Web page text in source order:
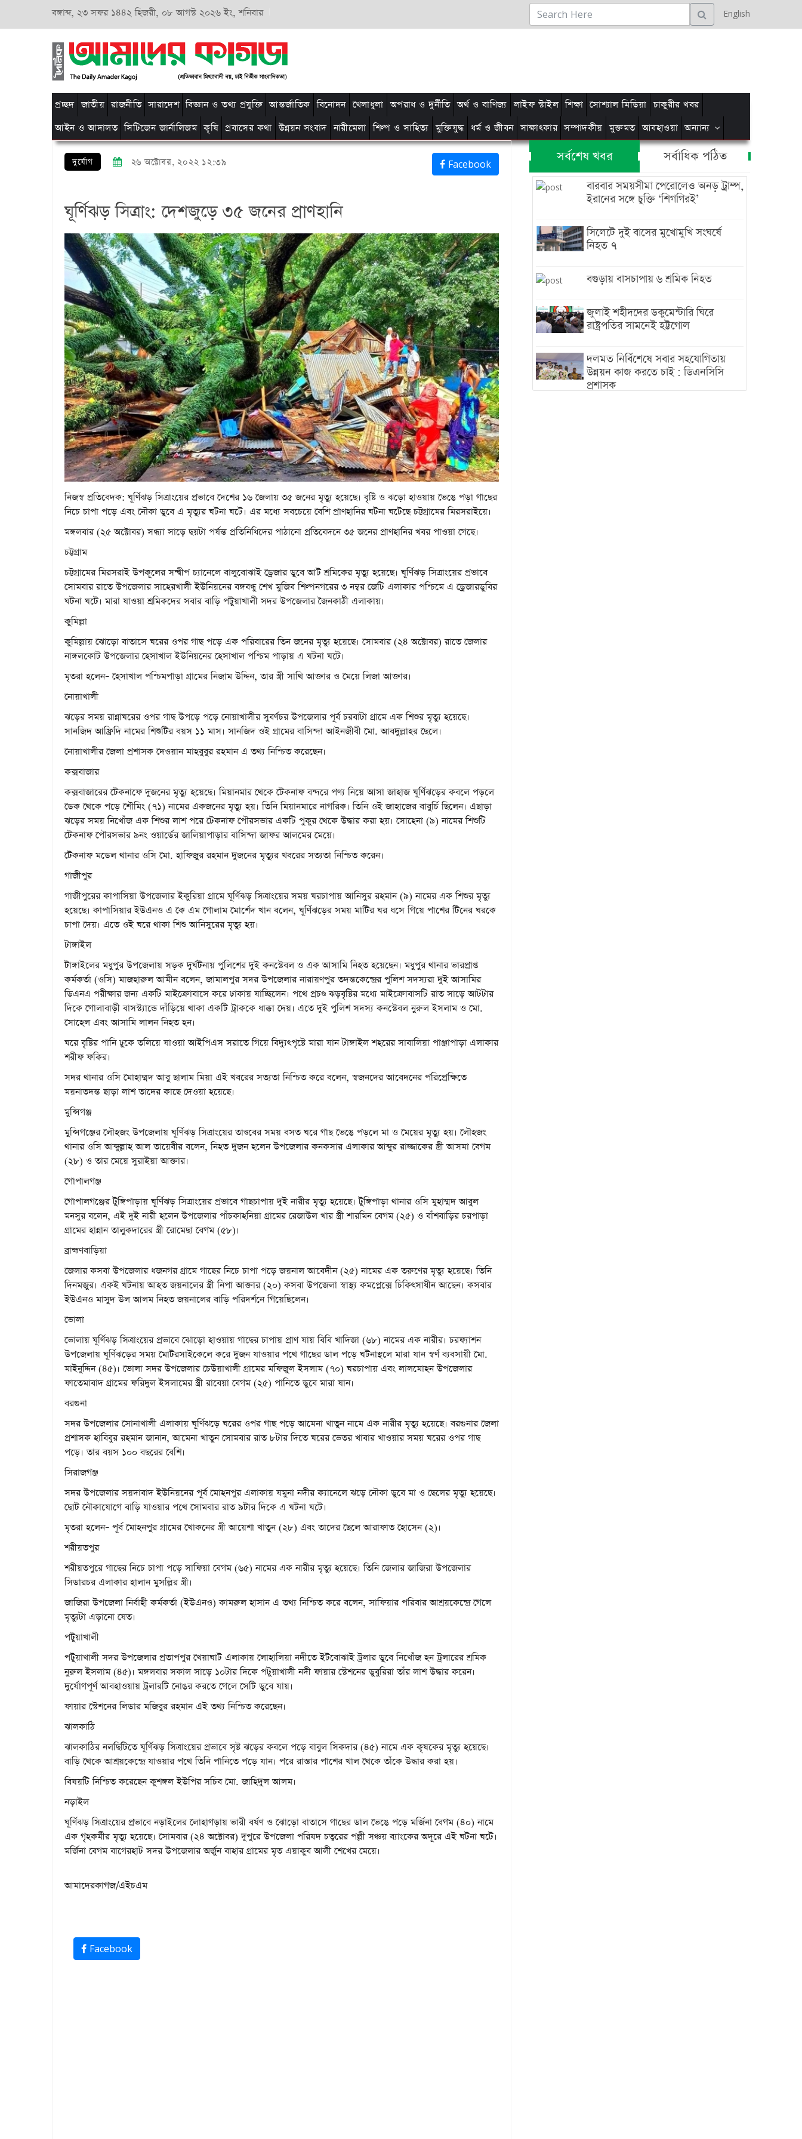
বঙ্গাব্দ, ২৩ সফর ১৪৪২ হিজরী, ০৮ আগস্ট ২০২৬ ইং, শনিবার English
প্রচ্ছদ জাতীয় রাজনীতি সারাদেশ বিজ্ঞান ও তথ্য প্রযুক্তি আন্তর্জাতিক বিনোদন খেলাধুলা অপরাধ ও দুর্নীতি অর্থ ও বাণিজ্য লাইফ স্টাইল শিক্ষা সোশ্যাল মিডিয়া চাকুরীর খবর
আইন ও আদালত সিটিজেন জার্নালিজম কৃষি প্রবাসের কথা উন্নয়ন সংবাদ নারীমেলা শিল্প ও সাহিত্য মুক্তিযুদ্ধ ধর্ম ও জীবন সাক্ষাৎকার সম্পাদকীয় মুক্তমত আবহাওয়া অন্যান্য
দুর্যোগ ২৬ অক্টোবর, ২০২২ ১২:৩৯ Facebook
ঘূর্ণিঝড় সিত্রাং: দেশজুড়ে ৩৫ জনের প্রাণহানি
নিজস্ব প্রতিবেদক:ঘূর্ণিঝড় সিত্রাংয়ের প্রভাবে দেশের ১৬ জেলায় ৩৫ জনের মৃত্যু হয়েছে। বৃষ্টি ও ঝড়ো হাওয়ায় ভেঙে পড়া গাছের
নিচে চাপা পড়ে এবং নৌকা ডুবে এ মৃত্যুর ঘটনা ঘটে। এর মধ্যে সবচেয়ে বেশি প্রাণহানির ঘটনা ঘটেছে চট্টগ্রামের মিরসরাইয়ে।
মঙ্গলবার (২৫ অক্টোবর) সন্ধ্যা সাড়ে ছয়টা পর্যন্ত প্রতিনিধিদের পাঠানো প্রতিবেদনে ৩৫ জনের প্রাণহানির খবর পাওয়া গেছে।
চট্টগ্রাম
চট্টগ্রামের মিরসরাই উপকূলের সন্দ্বীপ চ্যানেলে বালুবোঝাই ড্রেজার ডুবে আট শ্রমিকের মৃত্যু হয়েছে। ঘূর্ণিঝড় সিত্রাংয়ের প্রভাবে
সোমবার রাতে উপজেলার সাহেরখালী ইউনিয়নের বঙ্গবন্ধু শেখ মুজিব শিল্পনগরের ৩ নম্বর জেটি এলাকার পশ্চিমে এ ড্রেজারডুবির
ঘটনা ঘটে। মারা যাওয়া শ্রমিকদের সবার বাড়ি পটুয়াখালী সদর উপজেলার জৈনকাঠী এলাকায়।
কুমিল্লা
কুমিল্লায় ঝোড়ো বাতাসে ঘরের ওপর গাছ পড়ে এক পরিবারের তিন জনের মৃত্যু হয়েছে। সোমবার (২৪ অক্টোবর) রাতে জেলার
নাঙ্গলকোট উপজেলার হেসাখাল ইউনিয়নের হেসাখাল পশ্চিম পাড়ায় এ ঘটনা ঘটে।
মৃতরা হলেন– হেসাখাল পশ্চিমপাড়া গ্রামের নিজাম উদ্দিন, তার স্ত্রী সাথি আক্তার ও মেয়ে লিজা আক্তার।
নোয়াখালী
ঝড়ের সময় রান্নাঘরের ওপর গাছ উপড়ে পড়ে নোয়াখালীর সুবর্ণচর উপজেলার পূর্ব চরবাটা গ্রামে এক শিশুর মৃত্যু হয়েছে।
সানজিদ আফ্রিদি নামের শিশুটির বয়স ১১ মাস। সানজিদ ওই গ্রামের বাসিন্দা আইনজীবী মো. আবদুল্লাহর ছেলে।
নোয়াখালীর জেলা প্রশাসক দেওয়ান মাহবুবুর রহমান এ তথ্য নিশ্চিত করেছেন।
কক্সবাজার
কক্সবাজারের টেকনাফে দুজনের মৃত্যু হয়েছে। মিয়ানমার থেকে টেকনাফ বন্দরে পণ্য নিয়ে আসা জাহাজ ঘূর্ণিঝড়ের কবলে পড়লে
ডেক থেকে পড়ে শৌমিং (৭১) নামের একজনের মৃত্যু হয়। তিনি মিয়ানমারে নাগরিক। তিনি ওই জাহাজের বাবুর্চি ছিলেন। এছাড়া
ঝড়ের সময় নিখোঁজ এক শিশুর লাশ পরে টেকনাফ পৌরসভার একটি পুকুর থেকে উদ্ধার করা হয়। সোহেনা (৯) নামের শিশুটি
টেকনাফ পৌরসভার ৯নং ওয়ার্ডের জালিয়াপাড়ার বাসিন্দা জাফর আলমের মেয়ে।
টেকনাফ মডেল থানার ওসি মো. হাফিজুর রহমান দুজনের মৃত্যুর খবরের সত্যতা নিশ্চিত করেন।
গাজীপুর
গাজীপুরের কাপাসিয়া উপজেলার ইকুরিয়া গ্রামে ঘূর্ণিঝড় সিত্রাংয়ের সময় ঘরচাপায় আনিসুর রহমান (৯) নামের এক শিশুর মৃত্যু
হয়েছে। কাপাসিয়ার ইউএনও এ কে এম গোলাম মোর্শেদ খান বলেন, ঘূর্ণিঝড়ের সময় মাটির ঘর ধসে গিয়ে পাশের টিনের ঘরকে
চাপা দেয়। এতে ওই ঘরে থাকা শিশু আনিসুরের মৃত্যু হয়।
টাঙ্গাইল
টাঙ্গাইলের মধুপুর উপজেলায় সড়ক দুর্ঘটনায় পুলিশের দুই কনস্টেবল ও এক আসামি নিহত হয়েছেন। মধুপুর থানার ভারপ্রাপ্ত
কর্মকর্তা (ওসি) মাজহারুল আমীন বলেন, জামালপুর সদর উপজেলার নারায়ণপুর তদন্তকেন্দ্রের পুলিশ সদস্যরা দুই আসামির
ডিএনএ পরীক্ষার জন্য একটি মাইক্রোবাসে করে ঢাকায় যাচ্ছিলেন। পথে প্রচণ্ড ঝড়বৃষ্টির মধ্যে মাইক্রোবাসটি রাত সাড়ে আটটার
দিকে গোলাবাড়ী বাসস্ট্যান্ডে দাঁড়িয়ে থাকা একটি ট্রাককে ধাক্কা দেয়। এতে দুই পুলিশ সদস্য কনস্টেবল নুরুল ইসলাম ও মো.
সোহেল এবং আসামি লালন নিহত হন।
ঘরে বৃষ্টির পানি ঢুকে তলিয়ে যাওয়া আইপিএস সরাতে গিয়ে বিদ্যুৎপৃষ্টে মারা যান টাঙ্গাইল শহরের সাবালিয়া পাঞ্জাপাড়া এলাকার
শরীফ ফকির।
সদর থানার ওসি মোহাম্মদ আবু ছালাম মিয়া এই খবরের সত্যতা নিশ্চিত করে বলেন, স্বজনদের আবেদনের পরিপ্রেক্ষিতে
ময়নাতদন্ত ছাড়া লাশ তাদের কাছে দেওয়া হয়েছে।
মুন্সিগঞ্জ
মুন্সিগঞ্জের লৌহজং উপজেলায় ঘূর্ণিঝড় সিত্রাংয়ের তাণ্ডবের সময় বসত ঘরে গাছ ভেঙে পড়লে মা ও মেয়ের মৃত্যু হয়। লৌহজং
থানার ওসি আব্দুল্লাহ আল তায়েবীর বলেন, নিহত দুজন হলেন উপজেলার কনকসার এলাকার আব্দুর রাজ্জাকের স্ত্রী আসমা বেগম
(২৮) ও তার মেয়ে সুরাইয়া আক্তার।
গোপালগঞ্জ
গোপালগঞ্জের টুঙ্গিপাড়ায় ঘূর্ণিঝড় সিত্রাংয়ের প্রভাবে গাছচাপায় দুই নারীর মৃত্যু হয়েছে। টুঙ্গিপাড়া থানার ওসি মুহাম্মদ আবুল
মনসুর বলেন, এই দুই নারী হলেন উপজেলার পাঁচকাহনিয়া গ্রামের রেজাউল খার স্ত্রী শারমিন বেগম (২৫) ও বাঁশবাড়ির চরপাড়া
গ্রামের হান্নান তালুকদারের স্ত্রী রোমেছা বেগম (৫৮)।
ব্রাহ্মণবাড়িয়া
জেলার কসবা উপজেলার ধজনগর গ্রামে গাছের নিচে চাপা পড়ে জয়নাল আবেদীন (২৫) নামের এক তরুণের মৃত্যু হয়েছে। তিনি
দিনমজুর। একই ঘটনায় আহত জয়নালের স্ত্রী নিপা আক্তার (২০) কসবা উপজেলা স্বাস্থ্য কমপ্লেক্সে চিকিৎসাধীন আছেন। কসবার
ইউএনও মাসুদ উল আলম নিহত জয়নালের বাড়ি পরিদর্শনে গিয়েছিলেন।
ভোলা
ভোলায় ঘূর্ণিঝড় সিত্রাংয়ের প্রভাবে ঝোড়ো হাওয়ায় গাছের চাপায় প্রাণ যায় বিবি খাদিজা (৬৮) নামের এক নারীর। চরফ্যাশন
উপজেলায় ঘূর্ণিঝড়ের সময় মোটরসাইকেলে করে দুজন যাওয়ার পথে গাছের ডাল পড়ে ঘটনাস্থলে মারা যান স্বর্ণ ব্যবসায়ী মো.
মাইনুদ্দিন (৪৫)। ভোলা সদর উপজেলার চেউয়াখালী গ্রামের মফিজুল ইসলাম (৭০) ঘরচাপায় এবং লালমোহন উপজেলার
ফাতেমাবাদ গ্রামের ফরিদুল ইসলামের স্ত্রী রাবেয়া বেগম (২৫) পানিতে ডুবে মারা যান।
বরগুনা
সদর উপজেলার সোনাখালী এলাকায় ঘূর্ণিঝড়ে ঘরের ওপর গাছ পড়ে আমেনা খাতুন নামে এক নারীর মৃত্যু হয়েছে। বরগুনার জেলা
প্রশাসক হাবিবুর রহমান জানান, আমেনা খাতুন সোমবার রাত ৮টার দিতে ঘরের ভেতর খাবার খাওয়ার সময় ঘরের ওপর গাছ
পড়ে। তার বয়স ১০০ বছরের বেশি।
সিরাজগঞ্জ
সদর উপজেলার সয়দাবাদ ইউনিয়নের পূর্ব মোহনপুর এলাকায় যমুনা নদীর ক্যানেলে ঝড়ে নৌকা ডুবে মা ও ছেলের মৃত্যু হয়েছে।
ছোট নৌকাযোগে বাড়ি যাওয়ার পথে সোমবার রাত ৯টার দিকে এ ঘটনা ঘটে।
মৃতরা হলেন– পূর্ব মোহনপুর গ্রামের খোকনের স্ত্রী আয়েশা খাতুন (২৮) এবং তাদের ছেলে আরাফাত হোসেন (২)।
শরীয়তপুর
শরীয়তপুরে গাছের নিচে চাপা পড়ে সাফিয়া বেগম (৬৫) নামের এক নারীর মৃত্যু হয়েছে। তিনি জেলার জাজিরা উপজেলার
সিডারচর এলাকার হালান মুসল্লির স্ত্রী।
জাজিরা উপজেলা নির্বাহী কর্মকর্তা (ইউএনও) কামরুল হাসান এ তথ্য নিশ্চিত করে বলেন, সাফিয়ার পরিবার আশ্রয়কেন্দ্রে গেলে
মৃত্যুটা এড়ানো যেত।
পটুয়াখালী
পটুয়াখালী সদর উপজেলার প্রতাপপুর খেয়াঘাট এলাকায় লোহালিয়া নদীতে ইটবোঝাই ট্রলার ডুবে নিখোঁজ হন ট্রলারের শ্রমিক
নুরুল ইসলাম (৪৫)। মঙ্গলবার সকাল সাড়ে ১০টার দিকে পটুয়াখালী নদী ফায়ার স্টেশনের ডুবুরিরা তাঁর লাশ উদ্ধার করেন।
দুর্যোগপূর্ণ আবহাওয়ায় ট্রলারটি নোঙর করতে গেলে সেটি ডুবে যায়।
ফায়ার স্টেশনের লিডার মজিবুর রহমান এই তথ্য নিশ্চিত করেছেন।
ঝালকাঠি
ঝালকাঠির নলছিটিতে ঘূর্ণিঝড় সিত্রাংয়ের প্রভাবে সৃষ্ট ঝড়ের কবলে পড়ে বাবুল সিকদার (৪৫) নামে এক কৃষকের মৃত্যু হয়েছে।
বাড়ি থেকে আশ্রয়কেন্দ্রে যাওয়ার পথে তিনি পানিতে পড়ে যান। পরে রাস্তার পাশের খাল থেকে তাঁকে উদ্ধার করা হয়।
বিষয়টি নিশ্চিত করেছেন কুশঙ্গল ইউপির সচিব মো. জাহিদুল আলম।
নড়াইল
ঘূর্ণিঝড় সিত্রাংয়ের প্রভাবে নড়াইলের লোহাগড়ায় ভারী বর্ষণ ও ঝোড়ো বাতাসে গাছের ডাল ভেঙে পড়ে মর্জিনা বেগম (৪০) নামে
এক গৃহকর্মীর মৃত্যু হয়েছে। সোমবার (২৪ অক্টোবর) দুপুরে উপজেলা পরিষদ চত্বরের পল্লী সঞ্চয় ব্যাংকের অদূরে এই ঘটনা ঘটে।
মর্জিনা বেগম বাগেরহাট সদর উপজেলার অর্জুন বাহার গ্রামের মৃত এয়াকুব আলী শেখের মেয়ে।
আমাদেরকাগজ/এইচএম
Facebook
সর্বশেষ খবর সর্বাধিক পঠিত
বারবার সময়সীমা পেরোলেও অনড় ট্রাম্প,
ইরানের সঙ্গে চুক্তি ‘শিগগিরই’
সিলেটে দুই বাসের মুখোমুখি সংঘর্ষে
নিহত ৭
বগুড়ায় বাসচাপায় ৬ শ্রমিক নিহত
জুলাই শহীদদের ডকুমেন্টারি ঘিরে
রাষ্ট্রপতির সামনেই হট্টগোল
দলমত নির্বিশেষে সবার সহযোগিতায়
উন্নয়ন কাজ করতে চাই : ডিএনসিসি
প্রশাসক